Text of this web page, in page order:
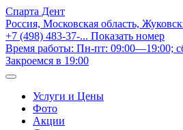
Спарта Дент
Россия, Московская область,
+7 (498) 483-37-... Показать номер
Время работы: Пн-пт: 09:00—19:00;
Закроемся в 19:00
Услуги и Цены
Фото
Акции